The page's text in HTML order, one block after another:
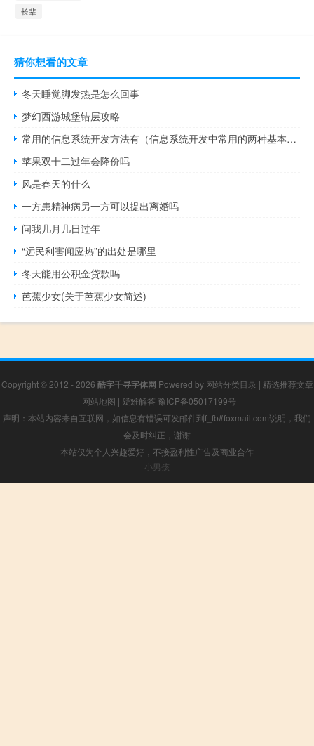
长辈
猜你想看的文章
冬天睡觉脚发热是怎么回事
梦幻西游城堡错层攻略
常用的信息系统开发方法有（信息系统开发中常用的两种基本方法）
苹果双十二过年会降价吗
风是春天的什么
一方患精神病另一方可以提出离婚吗
问我几月几日过年
“远民利害闻应热”的出处是哪里
冬天能用公积金贷款吗
芭蕉少女(关于芭蕉少女简述)
Copyright © 2012 - 2026 酷字千寻字体网 Powered by 网站分类目录 | 精选推荐文章
| 网站地图 | 疑难解答 豫ICP备05017199号
声明：本站内容来自互联网，如信息有错误可发邮件到f_fb#foxmail.com说明，我们
会及时纠正，谢谢
本站仅为个人兴趣爱好，不接盈利性广告及商业合作
小男孩